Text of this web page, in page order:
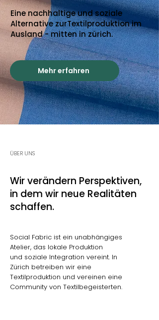
Mehr erfahren
Eine nachhaltige und soziale
Alternative zurTextilproduktion im
Ausland - mitten in zürich.
ÜBER UNS
Wir verändern Perspektiven,
in dem wir neue Realitäten
schaffen.
Social Fabric ist ein unabhängiges
Atelier, das lokale Produktion
und soziale Integration vereint. In
Zürich betreiben wir eine
Textilproduktion und vereinen eine
Community von Textilbegeisterten.